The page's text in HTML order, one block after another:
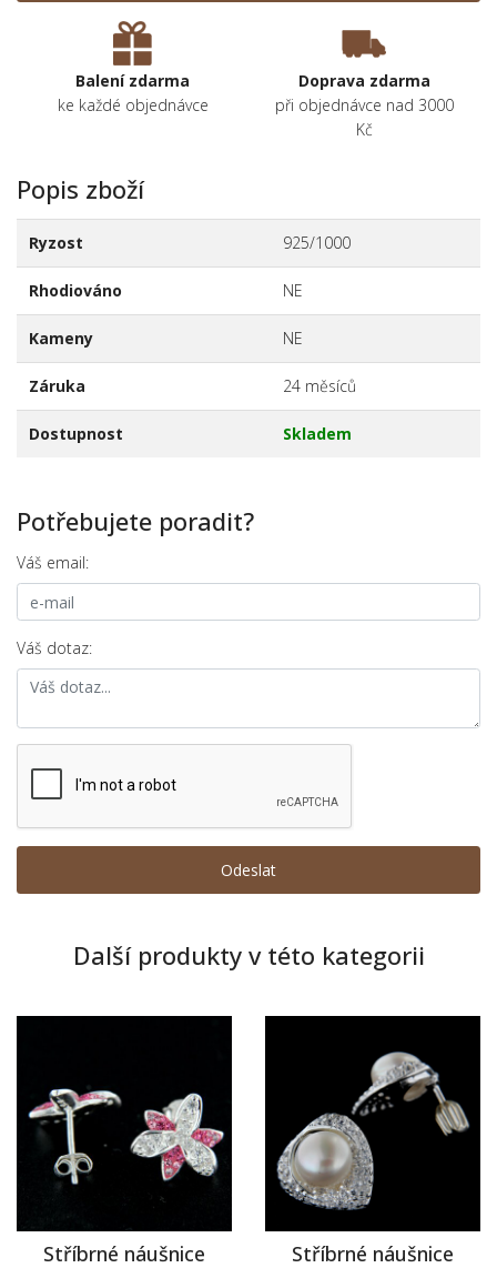
Balení zdarma
ke každé objednávce
Doprava zdarma
při objednávce nad 3000
Kč
Popis zboží
Ryzost 925/1000
Rhodiováno NE
Kameny NE
Záruka 24 měsíců
Dostupnost Skladem
Potřebujete poradit?
Váš email:
Váš dotaz:
Další produkty v této kategorii
Stříbrné náušnice Stříbrné náušnice